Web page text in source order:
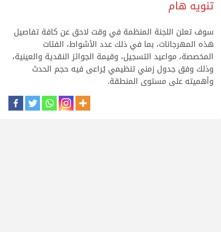
تنويه هام
سوف تعلن اللجنة المنظمة في وقت لاحق عن كافة تفاصيل
هذه المهرجانات، بما في ذلك عدد الأشواط، الفئات
المخصصة، مواعيد التسجيل، وقيمة الجوائز النقدية والعينية،
وذلك وفق جدول زمني تنظيمي يُراعى فيه حجم الحدث
وأهميته على مستوى المنطقة.